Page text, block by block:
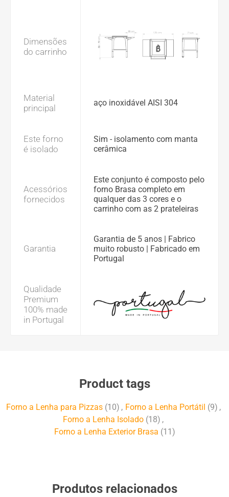
Dimensões
do carrinho
Material
principal
aço inoxidável AISI 304
Este forno
é isolado
Sim - isolamento com manta
cerâmica
Acessórios
fornecidos
Este conjunto é composto pelo
forno Brasa completo em
qualquer das 3 cores e o
carrinho com as 2 prateleiras
Garantia
Garantia de 5 anos | Fabrico
muito robusto | Fabricado em
Portugal
Qualidade
Premium
100% made
in Portugal
Product tags
Forno a Lenha para Pizzas (10) , Forno a Lenha Portátil (9) ,
Forno a Lenha Isolado (18) ,
Forno a Lenha Exterior Brasa (11)
Produtos relacionados